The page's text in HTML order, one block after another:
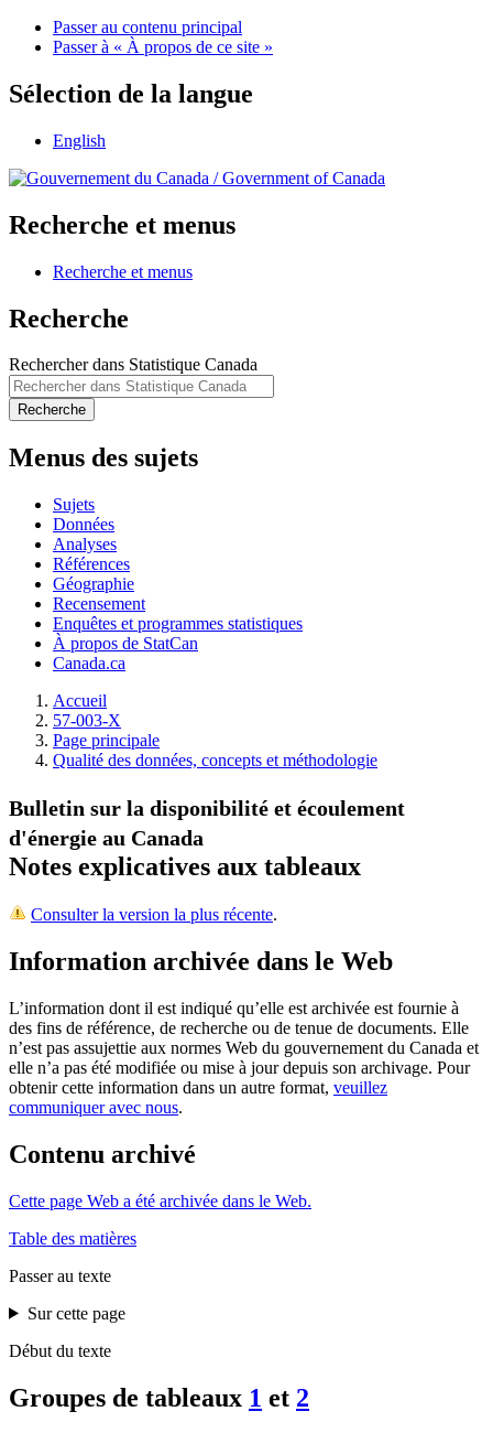
Passer au contenu principal
Passer à « À propos de ce site »
Sélection de la langue
English
/Government of Canada
Recherche et menus
Recherche et menus
Recherche
Rechercher dans Statistique Canada
Recherche
Menus des sujets
Sujets
Données
Analyses
Références
Géographie
Recensement
Enquêtes et programmes statistiques
À propos de StatCan
Canada.ca
Accueil
57-003-X
Page principale
Qualité des données, concepts et méthodologie
Bulletin sur la disponibilité et écoulement
d'énergie au Canada
Notes explicatives aux tableaux
Consulter la version la plus récente.
Information archivée dans le Web
L’information dont il est indiqué qu’elle est archivée est fournie à
des fins de référence, de recherche ou de tenue de documents. Elle
n’est pas assujettie aux normes Web du gouvernement du Canada et
elle n’a pas été modifiée ou mise à jour depuis son archivage. Pour
obtenir cette information dans un autre format, veuillez
communiquer avec nous.
Contenu archivé
Cette page Web a été archivée dans le Web.
Table des matières
Passer au texte
Sur cette page
Début du texte
Groupes de tableaux 1 et 2